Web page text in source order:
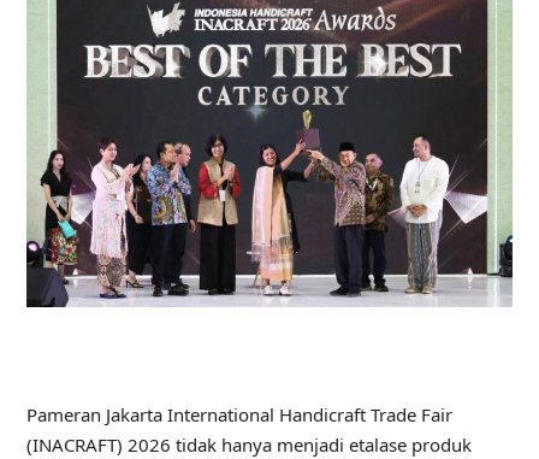
Pameran Jakarta International Handicraft Trade Fair
(INACRAFT) 2026 tidak hanya menjadi etalase produk